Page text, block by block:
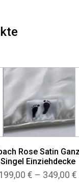
Rose Satin
Singel Einziehdecke
€ – 349,00 €